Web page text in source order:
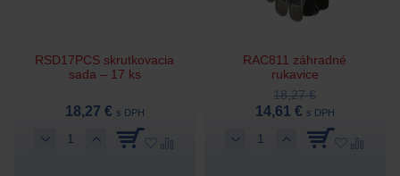
RSD17PCS skrutkovacia
sada – 17 ks
18,27 € s DPH
RAC811 záhradné
rukavice
18,27 €
14,61 € s DPH